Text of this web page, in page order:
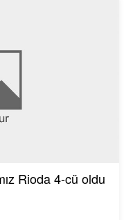
Rioda 4-cü oldu